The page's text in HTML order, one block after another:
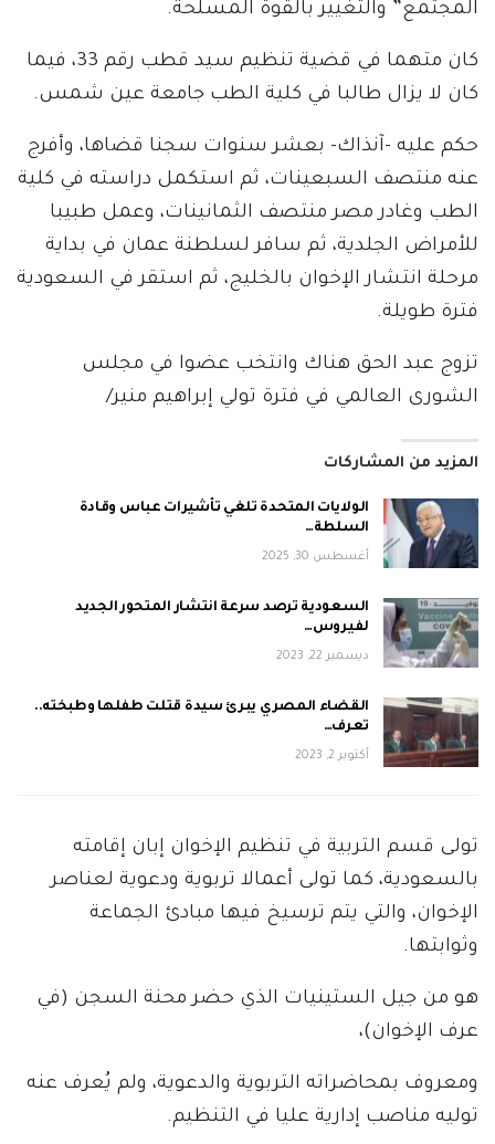
المجتمع” والتغيير بالقوة المسلحة.
كان متهما في قضية تنظيم سيد قطب رقم 33، فيما
كان لا يزال طالبا في كلية الطب جامعة عين شمس.
حكم عليه -آنذاك- بعشر سنوات سجنا قضاها، وأفرج
عنه منتصف السبعينات، ثم استكمل دراسته في كلية
الطب وغادر مصر منتصف الثمانينات، وعمل طبيبا
للأمراض الجلدية، ثم سافر لسلطنة عمان في بداية
مرحلة انتشار الإخوان بالخليج، ثم استقر في السعودية
فترة طويلة.
تزوج عبد الحق هناك وانتخب عضوا في مجلس
الشورى العالمي في فترة تولي إبراهيم منير/
المزيد من المشاركات
الولايات المتحدة تلغي تأشيرات عباس وقادة
السلطة…
أغسطس 30, 2025
السعودية ترصد سرعة انتشار المتحور الجديد
لفيروس…
ديسمبر 22, 2023
القضاء المصري يبرئ سيدة قتلت طفلها وطبخته..
تعرف…
أكتوبر 2, 2023
تولى قسم التربية في تنظيم الإخوان إبان إقامته
بالسعودية، كما تولى أعمالا تربوية ودعوية لعناصر
الإخوان، والتي يتم ترسيخ فيها مبادئ الجماعة
وثوابتها.
هو من جيل الستينيات الذي حضر محنة السجن (في
عرف الإخوان)،
ومعروف بمحاضراته التربوية والدعوية، ولم يُعرف عنه
توليه مناصب إدارية عليا في التنظيم.